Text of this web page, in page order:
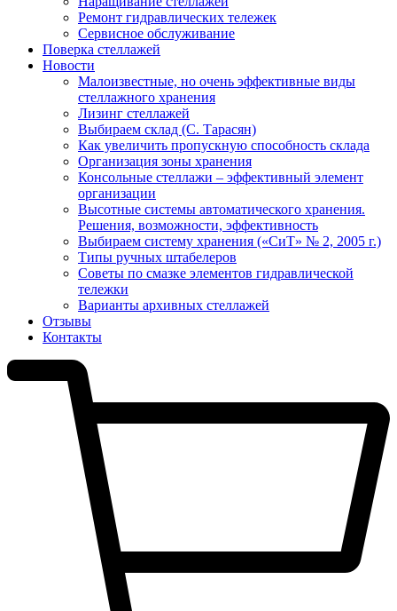
Ремонт гидравлических тележек
Сервисное обслуживание
Поверка cтеллажей
Новости
Малоизвестные, но очень эффективные виды
стеллажного хранения
Лизинг стеллажей
Выбираем склад (С. Тарасян)
Как увеличить пропускную способность склада
Организация зоны хранения
Консольные стеллажи – эффективный элемент
организации
Высотные системы автоматического хранения.
Решения, возможности, эффективность
Выбираем систему хранения («СиТ» № 2, 2005 г.)
Типы ручных штабелеров
Советы по смазке элементов гидравлической
тележки
Варианты архивных стеллажей
Отзывы
Контакты